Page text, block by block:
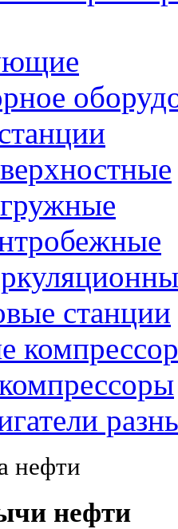
станции
нефти
нефти